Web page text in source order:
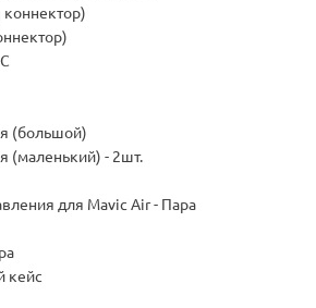
(большой)
(маленький) - 2шт.
для Mavic Air - Пара
кейс